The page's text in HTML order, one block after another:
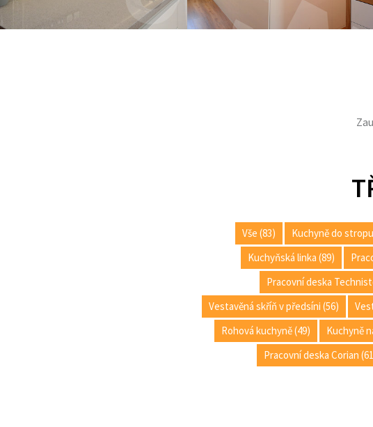
Vše (83) Kuchyně do
Kuchyňská linka (89)
Pracovní deska
Vestavěná skříň v předsíni (56)
Rohová kuchyně (49)
Kuchyně
Pracovní deska Corian